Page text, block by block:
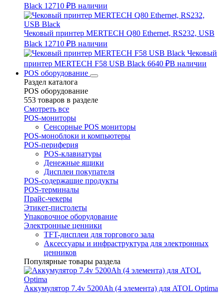
Black 12710 ₽В наличии
Чековый принтер MERTECH Q80 Ethernet, RS232, USB
Black 12710 ₽В наличии
Чековый
принтер MERTECH F58 USB Black 6640 ₽В наличии
POS оборудование
Раздел каталога
POS оборудование
553 товаров в разделе
Смотреть все
POS-мониторы
Сенсорные POS мониторы
POS-моноблоки и компьютеры
POS-периферия
POS-клавиатуры
Денежные ящики
Дисплеи покупателя
POS-содержащие продукты
POS-терминалы
Прайс-чекеры
Этикет-пистолеты
Упаковочное оборудование
Электронные ценники
TFT-дисплеи для торгового зала
Аксессуары и инфраструктура для электронных
ценников
Популярные товары раздела
Аккумулятор 7.4v 5200Ah (4 элемента) для ATOL Optima